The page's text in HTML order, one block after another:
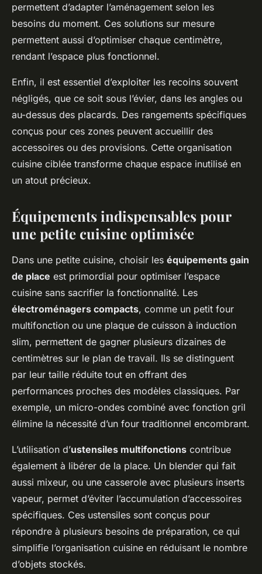
permettent d’adapter l’aménagement selon les
besoins du moment. Ces solutions sur mesure
permettent aussi d’optimiser chaque centimètre,
rendant l’espace plus fonctionnel.
Enfin, il est essentiel d’exploiter les recoins souvent
négligés, que ce soit sous l’évier, dans les angles ou
au-dessus des placards. Des rangements spécifiques
conçus pour ces zones peuvent accueillir des
accessoires ou des provisions. Cette organisation
cuisine ciblée transforme chaque espace inutilisé en
un atout précieux.
Équipements indispensables pour
une petite cuisine optimisée
Dans une petite cuisine, choisir les équipements gain
de place est primordial pour optimiser l’espace
cuisine sans sacrifier la fonctionnalité. Les
électroménagers compacts, comme un petit four
multifonction ou une plaque de cuisson à induction
slim, permettent de gagner plusieurs dizaines de
centimètres sur le plan de travail. Ils se distinguent
par leur taille réduite tout en offrant des
performances proches des modèles classiques. Par
exemple, un micro-ondes combiné avec fonction gril
élimine la nécessité d’un four traditionnel encombrant.
L’utilisation d’ustensiles multifonctions contribue
également à libérer de la place. Un blender qui fait
aussi mixeur, ou une casserole avec plusieurs inserts
vapeur, permet d’éviter l’accumulation d’accessoires
spécifiques. Ces ustensiles sont conçus pour
répondre à plusieurs besoins de préparation, ce qui
simplifie l’organisation cuisine en réduisant le nombre
d’objets stockés.